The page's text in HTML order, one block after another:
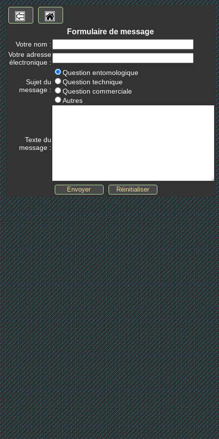
Formulaire de message
Votre nom :
Votre adresse
électronique :
Sujet du
message :
Question entomologique
Question technique
Question commerciale
Autres
Texte du
message :